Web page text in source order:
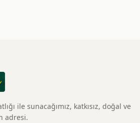
ile sunacağımız, katkısız, doğal ve
adresi.